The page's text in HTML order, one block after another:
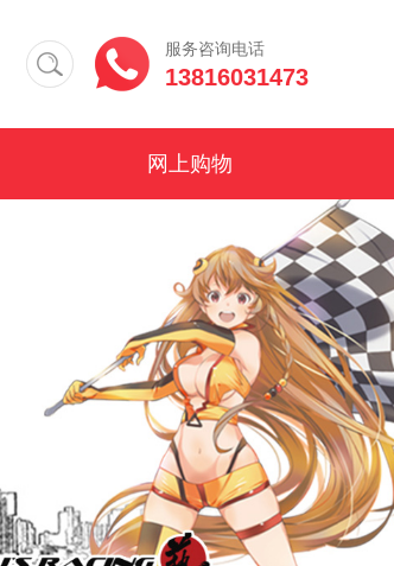
服务咨询电话
13816031473
网上购物